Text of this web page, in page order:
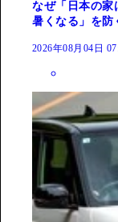
なぜ「日本の
暑くなる」を防
2026年08月04日